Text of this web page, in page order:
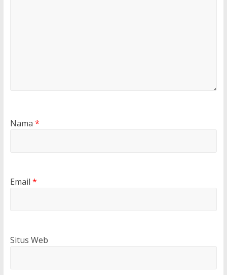
Nama *
Email *
Situs Web